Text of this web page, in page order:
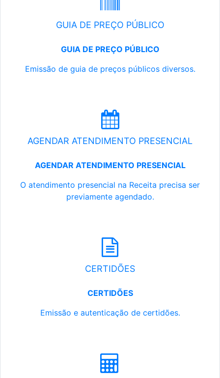
GUIA DE PREÇO PÚBLICO
GUIA DE PREÇO PÚBLICO
Emissão de guia de preços públicos diversos.
AGENDAR ATENDIMENTO PRESENCIAL
AGENDAR ATENDIMENTO PRESENCIAL
O atendimento presencial na Receita precisa ser
previamente agendado.
CERTIDÕES
CERTIDÕES
Emissão e autenticação de certidões.